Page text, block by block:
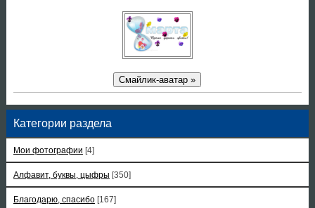
Смайлик-аватар »
Категории раздела
Мои фотографии [4]
Алфавит, буквы, цыфры [350]
Благодарю, спасибо [167]